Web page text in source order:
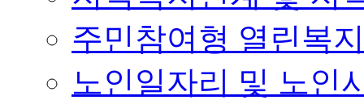
주민참여형 열린복
노인일자리 및 노인